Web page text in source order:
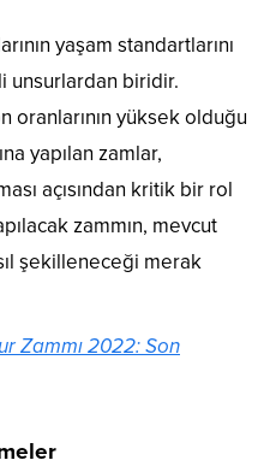
yaşam standartlarını
unsurlardan biridir.
oranlarının yüksek olduğu
yapılan zamlar,
açısından kritik bir rol
zammın, mevcut
şekilleneceği merak
Zammı 2022: Son